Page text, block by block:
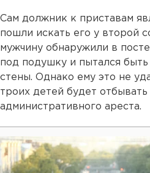
Сам должник к приставам
пошли искать его у второй
мужчину обнаружили в
под подушку и пытался
стены. Однако ему это не
троих детей будет отбывать
административного ареста.